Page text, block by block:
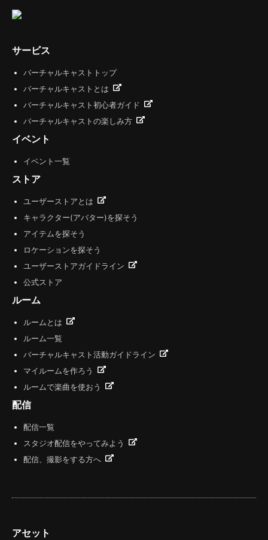
サービス
バーチャルキャストトップ
バーチャルキャストとは
バーチャルキャスト初心者ガイド
バーチャルキャストの楽しみ方
イベント
イベント一覧
ストア
ユーザーストアとは
キャラクター(アバター)を探そう
アイテムを探そう
ロケーションを探そう
ユーザーストアガイドライン
公式ストア
ルーム
ルームとは
ルーム一覧
バーチャルキャスト活動ガイドライン
マイルームを作ろう
ルームで楽曲を使おう
配信
配信一覧
スタジオ配信をやってみよう
配信、撮影をする方へ
アセット